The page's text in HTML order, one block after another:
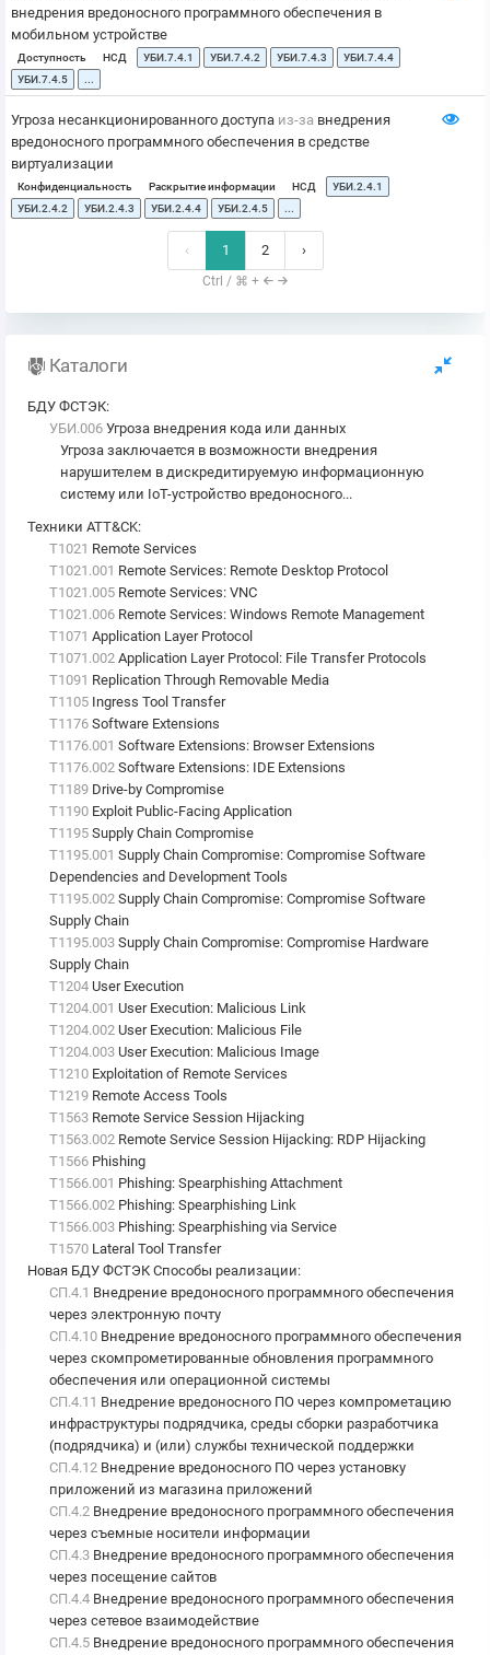
внедрения вредоносного программного обеспечения в
мобильном устройстве
Доступность НСД УБИ.7.4.1 УБИ.7.4.2 УБИ.7.4.3
УБИ.7.4.4
УБИ.7.4.5
...
Угроза несанкционированного доступа из-за внедрения
вредоносного программного обеспечения в средстве
виртуализации
Конфиденциальность Раскрытие информации НСД
УБИ.2.4.1
УБИ.2.4.2
УБИ.2.4.3 УБИ.2.4.4 УБИ.2.4.5 ...
‹ 1 2 ›
Ctrl / ⌘ +
Каталоги
БДУ ФСТЭК:
УБИ.006 Угроза внедрения кода или данных
Угроза заключается в возможности внедрения
нарушителем в дискредитируемую информационную
систему или IoT-устройство вредоносного...
Техники ATT&CK:
T1021 Remote Services
T1021.001 Remote Services: Remote Desktop Protocol
T1021.005 Remote Services: VNC
T1021.006 Remote Services: Windows Remote Management
T1071 Application Layer Protocol
T1071.002 Application Layer Protocol: File Transfer Protocols
T1091 Replication Through Removable Media
T1105 Ingress Tool Transfer
T1176 Software Extensions
T1176.001 Software Extensions: Browser Extensions
T1176.002 Software Extensions: IDE Extensions
T1189 Drive-by Compromise
T1190 Exploit Public-Facing Application
T1195 Supply Chain Compromise
T1195.001 Supply Chain Compromise: Compromise Software
Dependencies and Development Tools
T1195.002 Supply Chain Compromise: Compromise Software
Supply Chain
T1195.003 Supply Chain Compromise: Compromise Hardware
Supply Chain
T1204 User Execution
T1204.001 User Execution: Malicious Link
T1204.002 User Execution: Malicious File
T1204.003 User Execution: Malicious Image
T1210 Exploitation of Remote Services
T1219 Remote Access Tools
T1563 Remote Service Session Hijacking
T1563.002 Remote Service Session Hijacking: RDP Hijacking
T1566 Phishing
T1566.001 Phishing: Spearphishing Attachment
T1566.002 Phishing: Spearphishing Link
T1566.003 Phishing: Spearphishing via Service
T1570 Lateral Tool Transfer
Новая БДУ ФСТЭК Способы реализации:
СП.4.1 Внедрение вредоносного программного обеспечения
через электронную почту
СП.4.10 Внедрение вредоносного программного обеспечения
через скомпрометированные обновления программного
обеспечения или операционной системы
СП.4.11 Внедрение вредоносного ПО через компрометацию
инфраструктуры подрядчика, среды сборки разработчика
(подрядчика) и (или) службы технической поддержки
СП.4.12 Внедрение вредоносного ПО через установку
приложений из магазина приложений
СП.4.2 Внедрение вредоносного программного обеспечения
через съемные носители информации
СП.4.3 Внедрение вредоносного программного обеспечения
через посещение сайтов
СП.4.4 Внедрение вредоносного программного обеспечения
через сетевое взаимодействие
СП.4.5 Внедрение вредоносного программного обеспечения